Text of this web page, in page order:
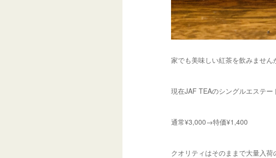
家でも美味しい紅茶を飲みません
現在JAF TEAのシングルエステー
通常¥3,000→特価¥1,400
クオリティはそのままで大量入荷